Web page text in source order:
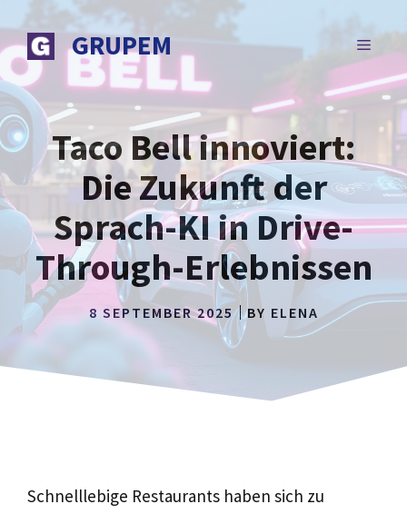
Zum
Inhalt
springen
GRUPEM MENÜ
Taco Bell innoviert:
Die Zukunft der
Sprach-KI in Drive-
Through-Erlebnissen
8 SEPTEMBER 2025 BY ELENA
Schnelllebige Restaurants haben sich zu